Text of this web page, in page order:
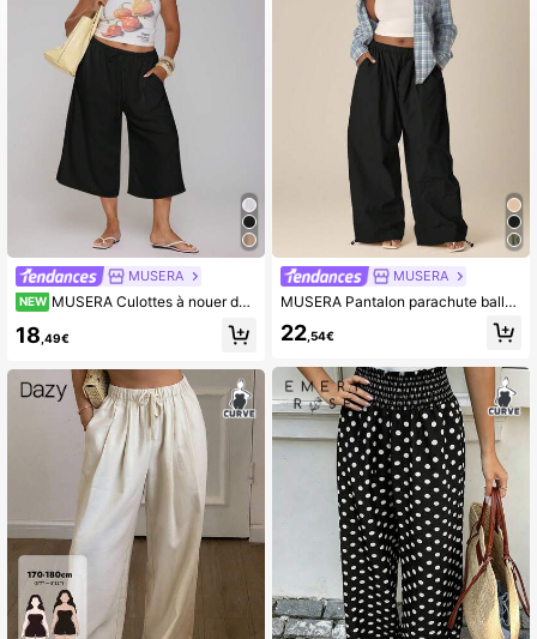
MUSERA
NEW MUSERA Culottes à nouer devant effet lin, style décontracté et mignon, pour la plage, l'été, les vacances, le quotidien et le printemps, à porter en cache-maillot
18 ,49€
MUSERA
MUSERA Pantalon parachute ballon grande taille, printemps été, mignon et confortable, style cottage, décontracté
22 ,54€